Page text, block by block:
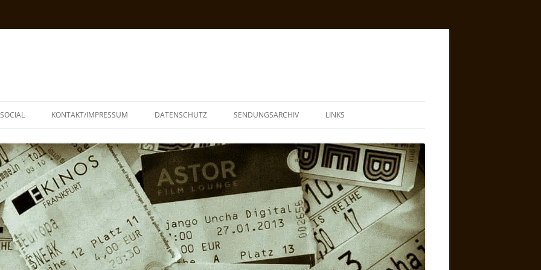
SOCIAL KONTAKT/IMPRESSUM DATENSCHUTZ SENDUNGSARCHIV LINKS